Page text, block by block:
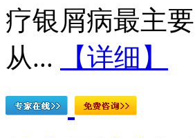
疗银屑病最主
从...
【详细】